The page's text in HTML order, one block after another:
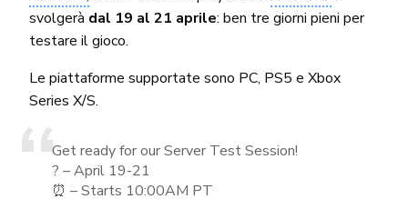
svolgerà dal 19 al 21 aprile: ben tre giorni pieni per
testare il gioco.
Le piattaforme supportate sono PC, PS5 e Xbox
Series X/S.
Get ready for our Server Test Session!
? – April 19-21
⏰ – Starts 10:00AM PT